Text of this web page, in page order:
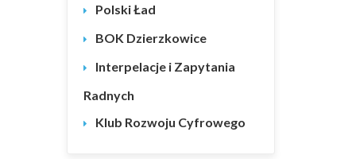
Polski Ład
BOK Dzierzkowice
Interpelacje i Zapytania
Radnych
Klub Rozwoju Cyfrowego